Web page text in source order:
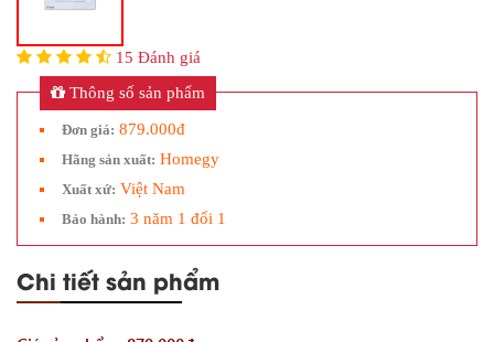
15 Đánh giá
Thông số sản phẩm
Đơn giá: 879.000đ
Hãng sản xuất: Homegy
Xuất xứ: Việt Nam
Bảo hành: 3 năm 1 đổi 1
Chi tiết sản phẩm